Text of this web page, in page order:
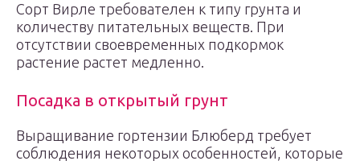
Сорт Вирле требователен к типу грунта и
количеству питательных веществ. При
отсутствии своевременных подкормок
растение растет медленно.
Посадка в открытый грунт
Выращивание гортензии Блюберд требует
соблюдения некоторых особенностей, которые